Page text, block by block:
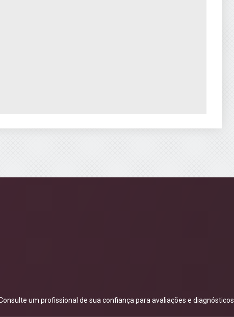
um profissional de sua confiança para avaliações e diagnósticos.